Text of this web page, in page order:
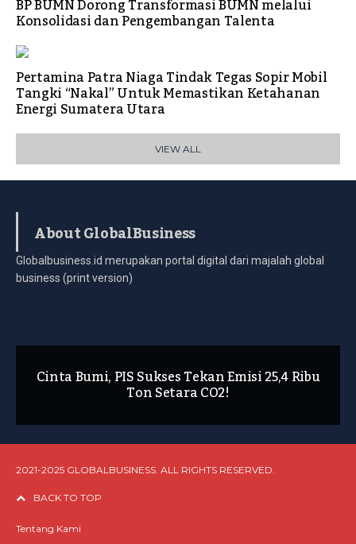
BP BUMN Dorong Transformasi BUMN melalui
Konsolidasi dan Pengembangan Talenta
Pertamina Patra Niaga Tindak Tegas Sopir Mobil
Tangki “Nakal” Untuk Memastikan Ketahanan
Energi Sumatera Utara
VIEW ALL
About GlobalBusiness
Globalbusiness.id merupakan portal digital dari majalah global
business (print version)
Cinta Bumi, PIS Sukses Tekan Emisi 25,4 Ribu
Ton Setara CO2!
2021-2025 GLOBALBUSINESS. ALL RIGHTS RESERVED.
BACK TO TOP
Tentang Kami